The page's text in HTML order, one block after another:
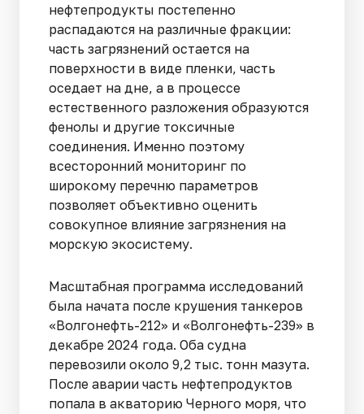
нефтепродукты постепенно
распадаются на различные фракции:
часть загрязнений остается на
поверхности в виде пленки, часть
оседает на дне, а в процессе
естественного разложения образуются
фенолы и другие токсичные
соединения. Именно поэтому
всесторонний мониторинг по
широкому перечню параметров
позволяет объективно оценить
совокупное влияние загрязнения на
морскую экосистему.
Масштабная программа исследований
была начата после крушения танкеров
«Волгонефть-212» и «Волгонефть-239» в
декабре 2024 года. Оба судна
перевозили около 9,2 тыс. тонн мазута.
После аварии часть нефтепродуктов
попала в акваторию Черного моря, что